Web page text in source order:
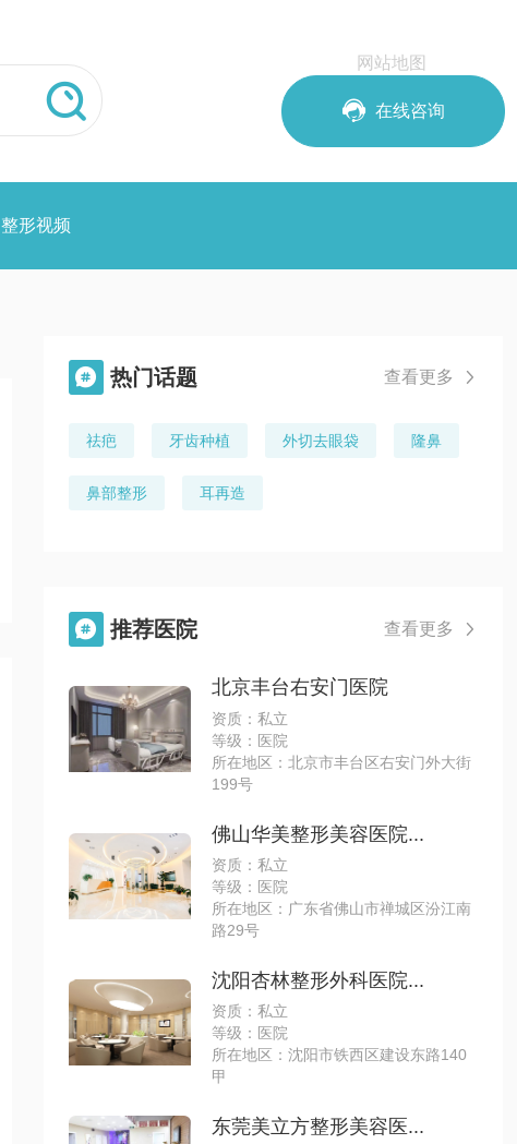

网站地图
 在线咨询
整形视频
 热门话题 查看更多 
祛疤 牙齿种植 外切去眼袋 隆鼻
鼻部整形 耳再造
 推荐医院 查看更多 
北京丰台右安门医院
资质：私立
等级：医院
所在地区：北京市丰台区右安门外大街
199号
佛山华美整形美容医院...
资质：私立
等级：医院
所在地区：广东省佛山市禅城区汾江南
路29号
沈阳杏林整形外科医院...
资质：私立
等级：医院
所在地区：沈阳市铁西区建设东路140
甲
东莞美立方整形美容医...